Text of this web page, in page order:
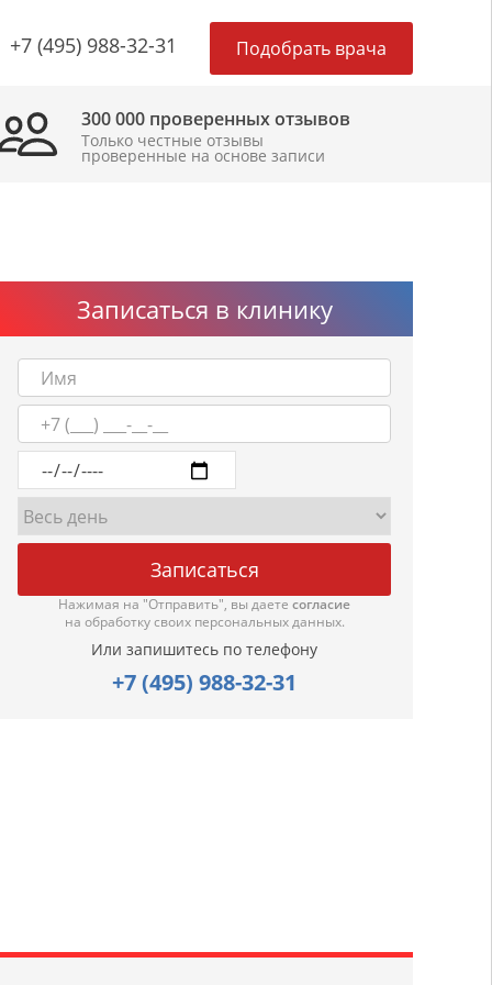
+7 (495) 988-32-31 Подобрать врача
300 000 проверенных отзывов
Только честные отзывы
проверенные на основе записи
Записаться в клинику
Нажимая на "Отправить", вы даете согласие
на обработку своих персональных данных.
Или запишитесь по телефону
+7 (495) 988-32-31